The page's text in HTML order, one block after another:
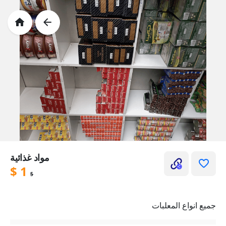
مواد غذائية
$ 1 5
جميع انواع المعلبات